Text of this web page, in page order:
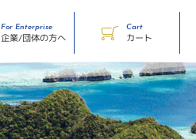
For Enterprise
企業/団体の方へ
Cart
カート